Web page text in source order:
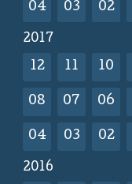
04 03 02
2017
12 11 10
08 07 06
04 03 02
2016